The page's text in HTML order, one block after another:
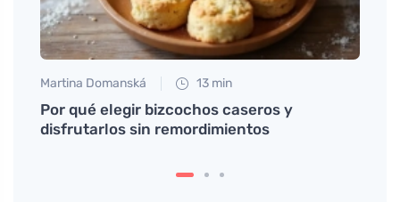
Martina Domanská 13 min
Por qué elegir bizcochos caseros y
disfrutarlos sin remordimientos